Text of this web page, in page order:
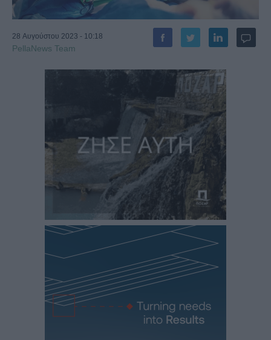
28 Αυγούστου 2023 - 10:18
PellaNews Team